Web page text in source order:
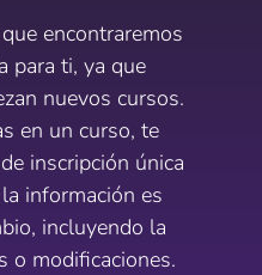
encontraremos
para ti, ya que
nuevos cursos.
en un curso, te
inscripción única
información es
incluyendo la
o modificaciones.